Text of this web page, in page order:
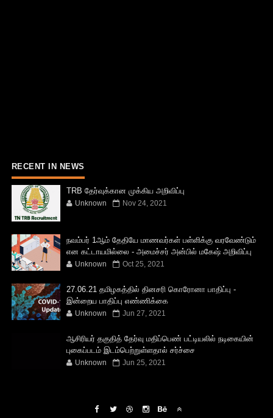
RECENT IN NEWS
TRB தேர்வுக்கான முக்கிய அறிவிப்பு
Unknown Nov 24, 2021
நவம்பர் 1ஆம் தேதியே மாணவர்கள் பள்ளிக்கு வரவேண்டும்
என கட்டாயமில்லை - அமைச்சர் அன்பில் மகேஷ் அறிவிப்பு
Unknown Oct 25, 2021
27.06.21 தமிழகத்தில் தினசரி கொரோனா பாதிப்பு -
இன்றைய பாதிப்பு எண்ணிக்கை
Unknown Jun 27, 2021
ஆசிரியர் தகுதித் தேர்வு மதிப்பெண் பட்டியலில் நடிகையின்
புகைப்படம் இடம்பெற்றுள்ளதால் சர்ச்சை
Unknown Jun 25, 2021